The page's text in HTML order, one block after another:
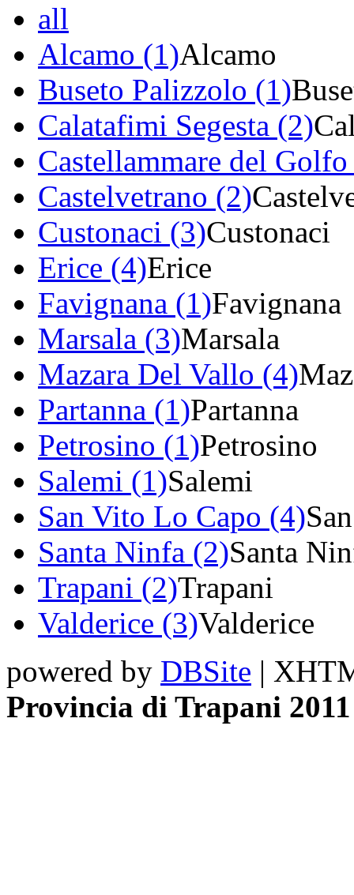
all
Alcamo (1)Alcamo
Buseto Palizzolo (1)
Calatafimi Segesta (2)
Castellammare del
Castelvetrano (2)
Custonaci (3)Custonaci
Erice (4)Erice
Favignana (1)Favignana
Marsala (3)Marsala
Mazara Del Vallo (4)
Partanna (1)Partanna
Petrosino (1)Petrosino
Salemi (1)Salemi
San Vito Lo Capo (4)
Santa Ninfa (2)Santa
Trapani (2)Trapani
Valderice (3)Valderice
powered by DBSite |
Provincia di Trapani 2011